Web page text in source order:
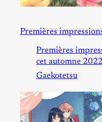
Premières
Premières
cet automne 2022
Gaekotetsu